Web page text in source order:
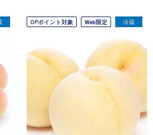
OPポイント対象 Web限定 冷蔵